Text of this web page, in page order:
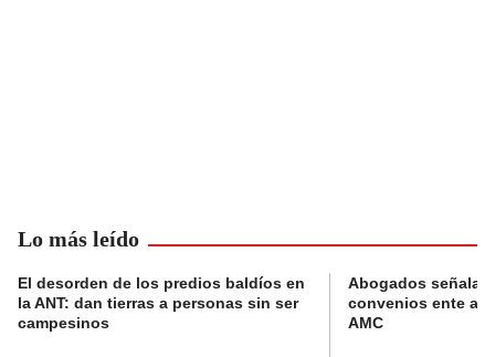
Lo más leído
El desorden de los predios baldíos en
la ANT: dan tierras a personas sin ser
campesinos
Abogados
convenios ente
AMC